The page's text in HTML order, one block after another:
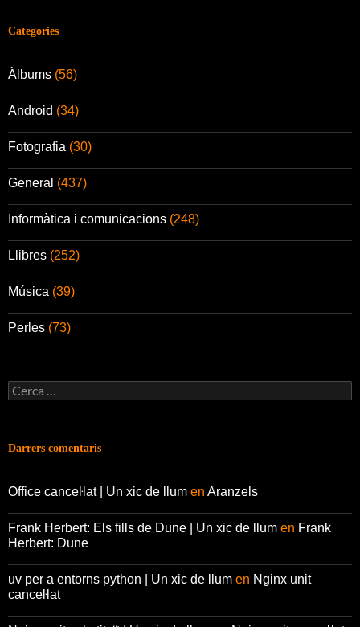
Categories
Àlbums (56)
Android (34)
Fotografia (30)
General (437)
Informàtica i comunicacions (248)
Llibres (252)
Música (39)
Perles (73)
Cerca:
Darrers comentaris
Office canceŀlat | Un xic de llum en Aranzels
Frank Herbert: Els fills de Dune | Un xic de llum en Frank
Herbert: Dune
uv per a entorns python | Un xic de llum en Nginx unit
canceŀlat